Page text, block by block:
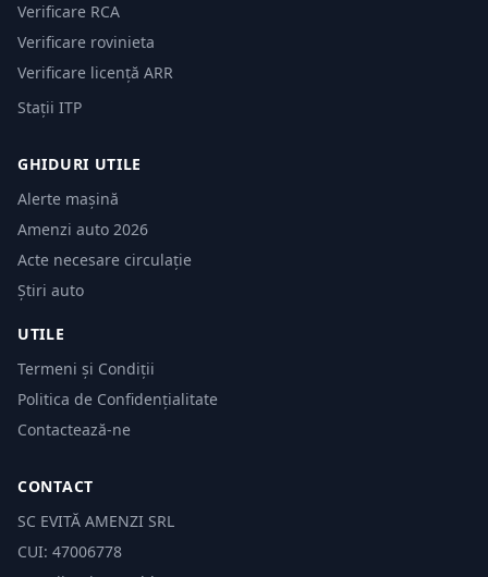
Verificare RCA
Verificare rovinieta
Verificare licență ARR
Stații ITP
GHIDURI UTILE
Alerte mașină
Amenzi auto 2026
Acte necesare circulație
Știri auto
UTILE
Termeni și Condiții
Politica de Confidențialitate
Contactează-ne
CONTACT
SC EVITĂ AMENZI SRL
CUI: 47006778